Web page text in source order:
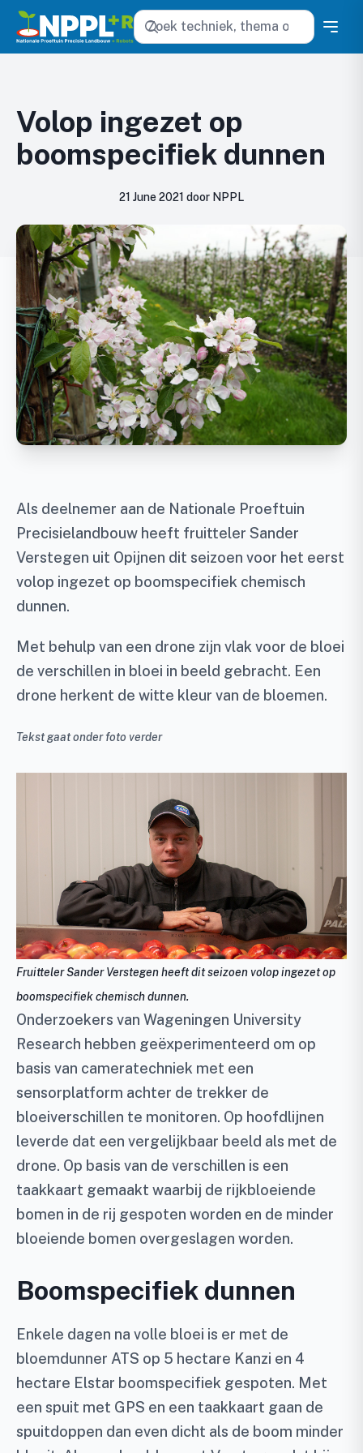
Zoeken
Volop ingezet op
boomspecifiek dunnen
21 June 2021 door NPPL
Als deelnemer aan de Nationale Proeftuin
Precisielandbouw heeft fruitteler Sander
Verstegen uit Opijnen dit seizoen voor het eerst
volop ingezet op boomspecifiek chemisch
dunnen.
Met behulp van een drone zijn vlak voor de bloei
de verschillen in bloei in beeld gebracht. Een
drone herkent de witte kleur van de bloemen.
Tekst gaat onder foto verder
Fruitteler Sander Verstegen heeft dit seizoen volop ingezet op
boomspecifiek chemisch dunnen.
Onderzoekers van Wageningen University
Research hebben geëxperimenteerd om op
basis van cameratechniek met een
sensorplatform achter de trekker de
bloeiverschillen te monitoren. Op hoofdlijnen
leverde dat een vergelijkbaar beeld als met de
drone. Op basis van de verschillen is een
taakkaart gemaakt waarbij de rijkbloeiende
bomen in de rij gespoten worden en de minder
bloeiende bomen overgeslagen worden.
Boomspecifiek dunnen
Enkele dagen na volle bloei is er met de
bloemdunner ATS op 5 hectare Kanzi en 4
hectare Elstar boomspecifiek gespoten. Met
een spuit met GPS en een taakkaart gaan de
spuitdoppen dan even dicht als de boom minder